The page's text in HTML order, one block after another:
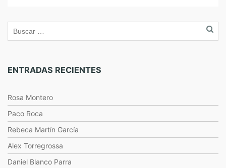
ENTRADAS RECIENTES
Rosa Montero
Paco Roca
Rebeca Martín García
Alex Torregrossa
Daniel Blanco Parra